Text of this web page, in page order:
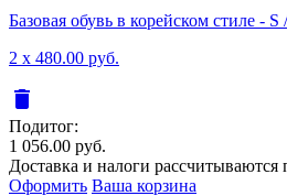
Базовая обувь в корейском стиле - S
2 x 480.00 руб.
delete
Подитог:
1 056.00 руб.
Доставка и налоги рассчитываются
Оформить Ваша корзина